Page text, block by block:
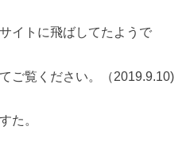
イトに飛ばしてたようで
ご覧ください。（2019.9.10)
た。